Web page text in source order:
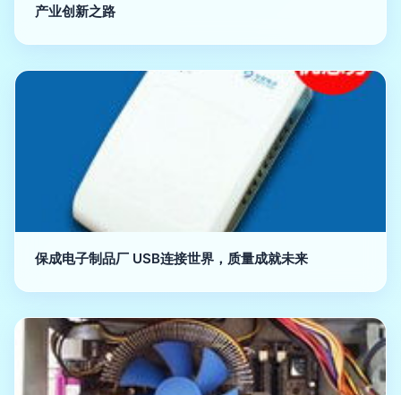
产业创新之路
保成电子制品厂 USB连接世界，质量成就未来